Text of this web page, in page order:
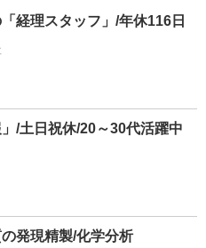
経理スタッフ」/年休116日
/土日祝休/20～30代活躍中
発現精製/化学分析